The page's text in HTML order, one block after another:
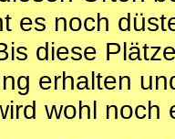
es noch
diese
erhalten
wohl noch